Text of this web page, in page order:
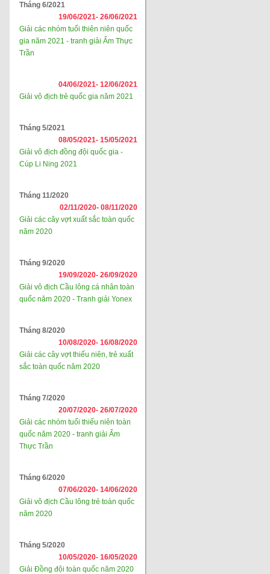
Tháng 6/2021
19/06/2021- 26/06/2021
Giải các nhóm tuổi thiên niên quốc
gia năm 2021 - tranh giải Ẩm Thực
Trần
04/06/2021- 12/06/2021
Giải vô địch trẻ quốc gia năm 2021
Tháng 5/2021
08/05/2021- 15/05/2021
Giải vô địch đồng đội quốc gia -
Cúp Li Ning 2021
Tháng 11/2020
02/11/2020- 08/11/2020
Giải các cây vợt xuất sắc toàn quốc
năm 2020
Tháng 9/2020
19/09/2020- 26/09/2020
Giải vô địch Cầu lông cá nhân toàn
quốc năm 2020 - Tranh giải Yonex
Tháng 8/2020
10/08/2020- 16/08/2020
Giải các cây vợt thiếu niên, trẻ xuất
sắc toàn quốc năm 2020
Tháng 7/2020
20/07/2020- 26/07/2020
Giải các nhóm tuổi thiếu niên toàn
quốc năm 2020 - tranh giải Ẩm
Thực Trần
Tháng 6/2020
07/06/2020- 14/06/2020
Giải vô địch Cầu lông trẻ toàn quốc
năm 2020
Tháng 5/2020
10/05/2020- 16/05/2020
Giải Đồng đội toàn quốc năm 2020